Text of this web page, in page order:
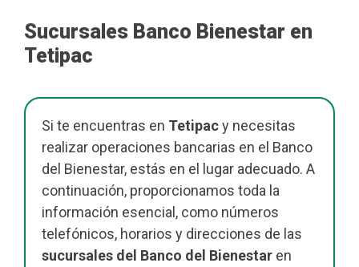
Sucursales Banco Bienestar en
Tetipac
Si te encuentras en Tetipacy necesitas
realizar operaciones bancarias en el Banco
del Bienestar, estás en el lugar adecuado. A
continuación, proporcionamos toda la
información esencial, como números
telefónicos, horarios y direcciones de las
sucursales del Banco del Bienestar en